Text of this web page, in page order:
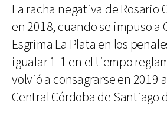
La racha negativa de Rosario
en 2018, cuando se impuso a
Esgrima La Plata en los
igualar 1-1 en el tiempo
volvió a consagrarse en 2019
Central Córdoba de Santiago